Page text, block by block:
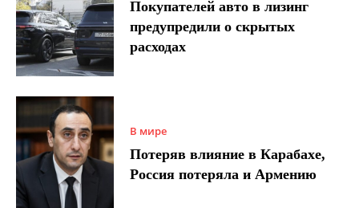
Покупателей авто в лизинг
предупредили о скрытых
расходах
В мире
Потеряв влияние в Карабахе,
Россия потеряла и Армению